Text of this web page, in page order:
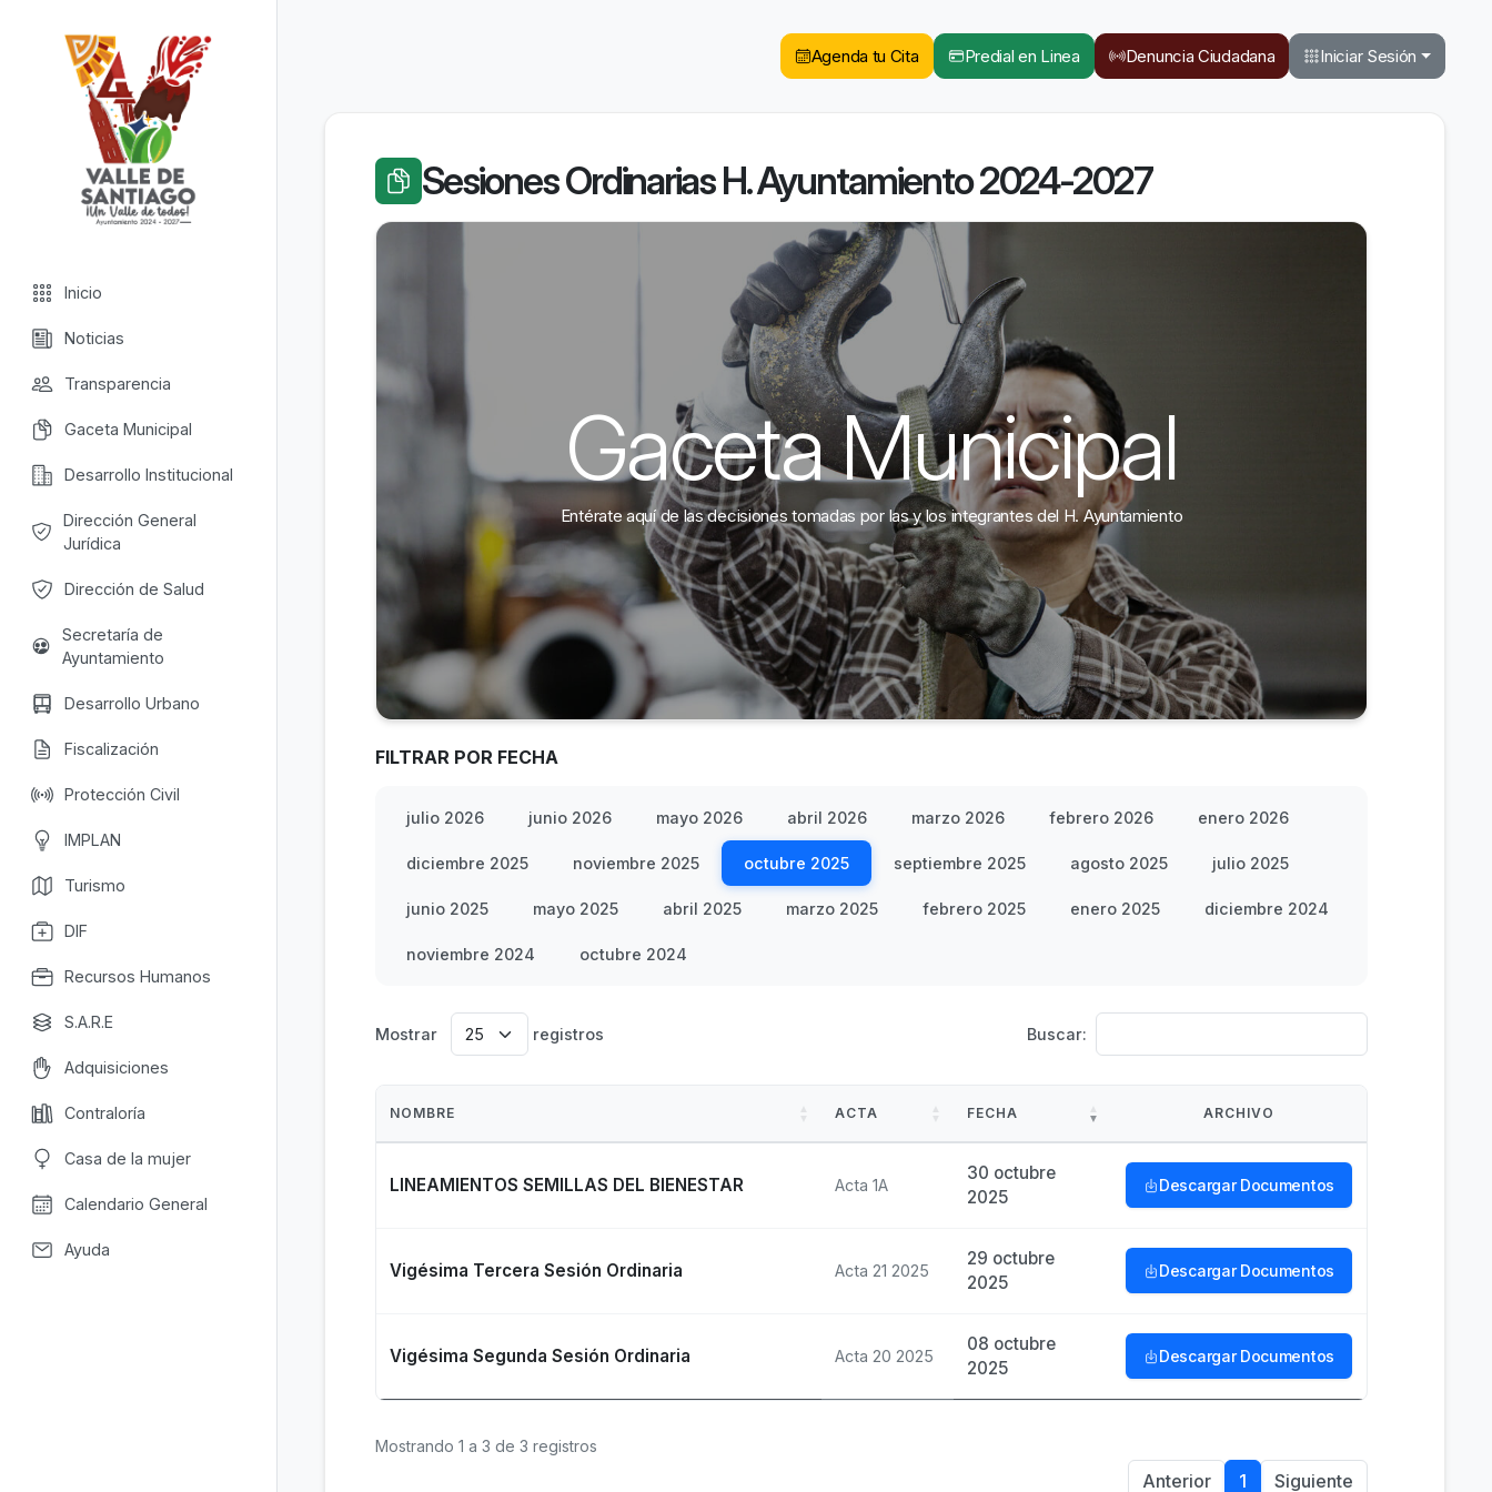
Inicio
Noticias
Transparencia
Gaceta Municipal
Desarrollo Institucional
Dirección General
Jurídica
Dirección de Salud
Secretaría de
Ayuntamiento
Desarrollo Urbano
Fiscalización
Protección Civil
IMPLAN
Turismo
DIF
Recursos Humanos
S.A.R.E
Adquisiciones
Contraloría
Casa de la mujer
Calendario General
Ayuda
Agenda tu Cita Predial en Linea Denuncia Ciudadana Iniciar Sesión
Sesiones Ordinarias H. Ayuntamiento 2024-2027
Gaceta Municipal
Entérate aquí de las decisiones tomadas por las y los integrantes del H. Ayuntamiento
FILTRAR POR FECHA
julio 2026 junio 2026 mayo 2026 abril 2026 marzo 2026 febrero 2026 enero 2026
diciembre 2025 noviembre 2025 octubre 2025 septiembre 2025 agosto 2025 julio 2025
junio 2025 mayo 2025 abril 2025 marzo 2025 febrero 2025 enero 2025 diciembre 2024
noviembre 2024 octubre 2024
Mostrar registros Buscar:
NOMBRE ACTA FECHA ARCHIVO
LINEAMIENTOS SEMILLAS DEL BIENESTAR Acta 1A
30 octubre
2025
Descargar Documentos
Vigésima Tercera Sesión Ordinaria Acta 21 2025
29 octubre
2025
Descargar Documentos
Vigésima Segunda Sesión Ordinaria Acta 20 2025
08 octubre
2025
Descargar Documentos
Mostrando 1 a 3 de 3 registros
Anterior 1 Siguiente